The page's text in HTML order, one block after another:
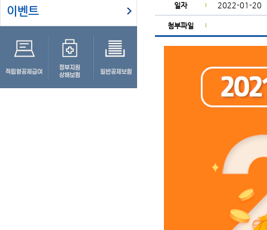
이벤트 일자 2022-01-20
첨부파일